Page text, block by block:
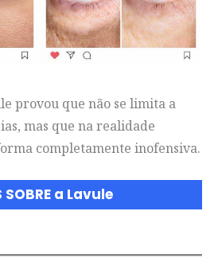
provou que não se limita a
mas que na realidade
completamente inofensiva.
SOBRE a Lavule